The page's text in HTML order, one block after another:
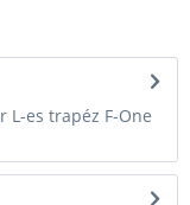
L-es trapéz F-One